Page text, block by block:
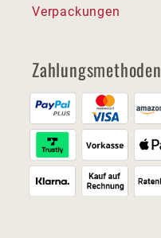
Verpackungen
Zahlungsmethoden